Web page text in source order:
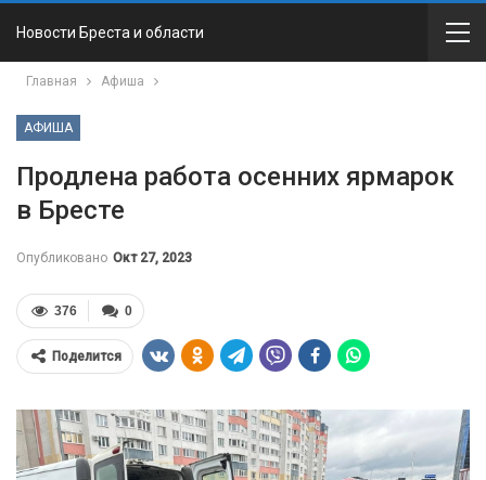
Новости Бреста и области
Главная Афиша
АФИША
Продлена работа осенних ярмарок
в Бресте
Опубликовано Окт 27, 2023
0
376
Поделится